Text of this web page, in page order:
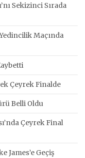
Sekizinci Sırada
Maçında
Çeyrek Finalde
Belli Oldu
Çeyrek Final
James’e Geçiş